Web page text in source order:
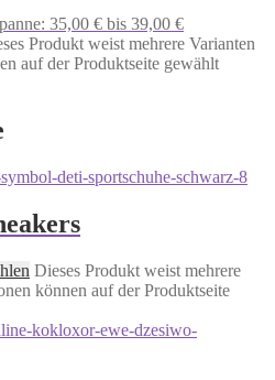
35,00 € bis 39,00 €
Produkt weist mehrere Varianten
auf der Produktseite gewählt
Dieses Produkt weist mehrere
können auf der Produktseite